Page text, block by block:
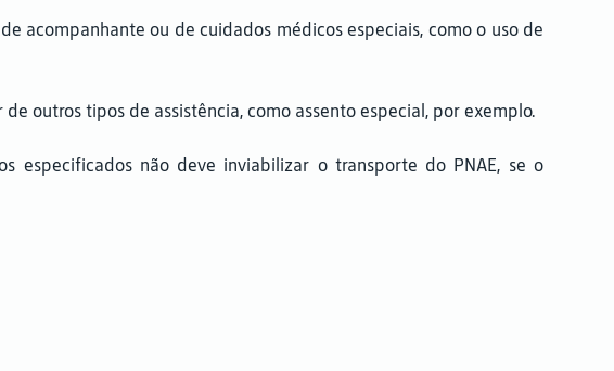
acompanhante ou de cuidados médicos especiais, como o uso de
outros tipos de assistência, como assento especial, por exemplo.
especificados não deve inviabilizar o transporte do PNAE, se o